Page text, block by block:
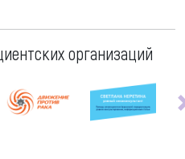
организаций